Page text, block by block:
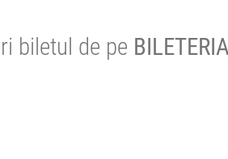
biletul de pe